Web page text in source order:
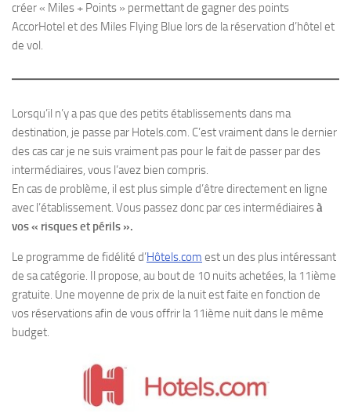
créer « Miles + Points » permettant de gagner des points
AccorHotel et des Miles Flying Blue lors de la réservation d’hôtel et
de vol.
Lorsqu’il n’y a pas que des petits établissements dans ma
destination, je passe par Hotels.com. C’est vraiment dans le dernier
des cas car je ne suis vraiment pas pour le fait de passer par des
intermédiaires, vous l’avez bien compris.
En cas de problème, il est plus simple d’être directement en ligne
avec l’établissement. Vous passez donc par ces intermédiairesà
vos « risques et périls ».
Le programme de fidélité d’Hôtels.com est un des plus intéressant
de sa catégorie. Il propose, au bout de 10 nuits achetées, la 11ième
gratuite. Une moyenne de prix de la nuit est faite en fonction de
vos réservations afin de vous offrir la 11ième nuit dans le même
budget.